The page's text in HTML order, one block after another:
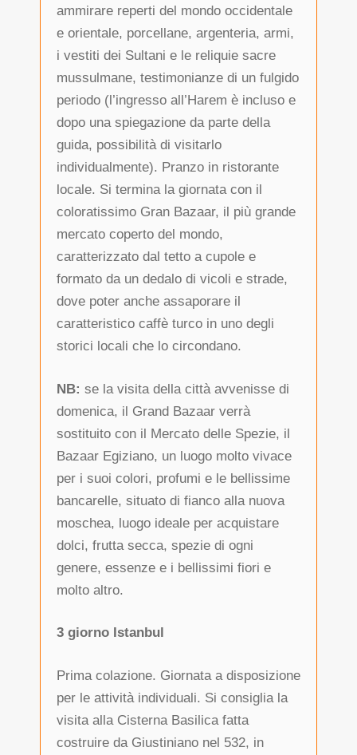
ammirare reperti del mondo occidentale
e orientale, porcellane, argenteria, armi,
i vestiti dei Sultani e le reliquie sacre
mussulmane, testimonianze di un fulgido
periodo (l’ingresso all’Harem è incluso e
dopo una spiegazione da parte della
guida, possibilità di visitarlo
individualmente). Pranzo in ristorante
locale. Si termina la giornata con il
coloratissimo Gran Bazaar, il più grande
mercato coperto del mondo,
caratterizzato dal tetto a cupole e
formato da un dedalo di vicoli e strade,
dove poter anche assaporare il
caratteristico caffè turco in uno degli
storici locali che lo circondano.
NB: se la visita della città avvenisse di
domenica, il Grand Bazaar verrà
sostituito con il Mercato delle Spezie, il
Bazaar Egiziano, un luogo molto vivace
per i suoi colori, profumi e le bellissime
bancarelle, situato di fianco alla nuova
moschea, luogo ideale per acquistare
dolci, frutta secca, spezie di ogni
genere, essenze e i bellissimi fiori e
molto altro.
3 giorno Istanbul
Prima colazione. Giornata a disposizione
per le attività individuali. Si consiglia la
visita alla Cisterna Basilica fatta
costruire da Giustiniano nel 532, in